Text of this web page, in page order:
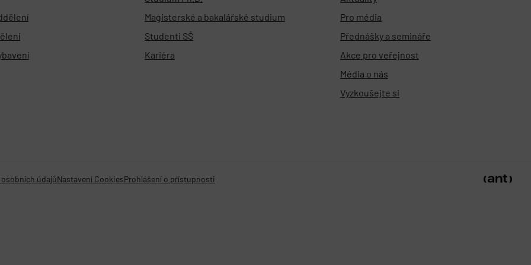
Magisterské a bakalářské studium
Studenti SŠ
Kariéra
Pro média
Přednášky a semináře
Akce pro veřejnost
Média o nás
Vyzkoušejte si
údajůNastavení CookiesProhlášení o přístupnosti